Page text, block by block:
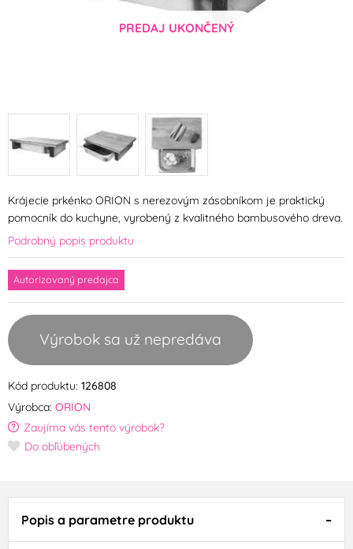
PREDAJ UKONČENÝ
Krájecie prkénko ORION s nerezovým zásobníkom je praktický
pomocník do kuchyne, vyrobený z kvalitného bambusového dreva.
Podrobný popis produktu
Autorizovaný predajca
Výrobok sa už nepredáva
Kód produktu: 126808
Výrobca: ORION
Zaujíma vás tento výrobok?
Do obľúbených
Popis a parametre produktu